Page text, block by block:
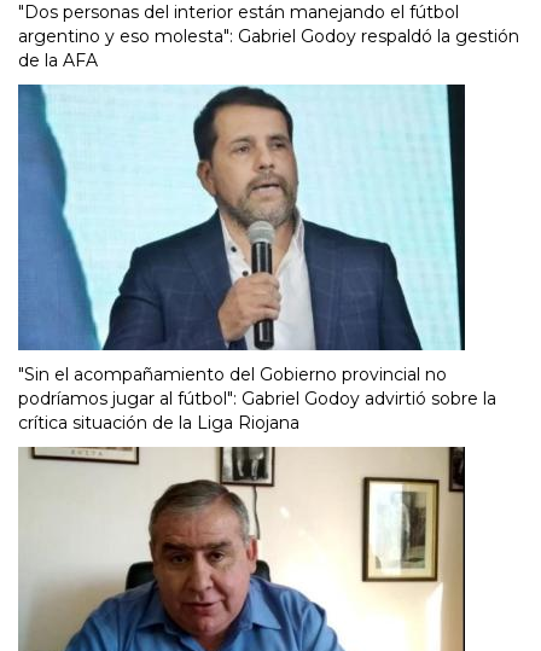
"Dos personas del interior están manejando el fútbol
argentino y eso molesta": Gabriel Godoy respaldó la gestión
de la AFA
"Sin el acompañamiento del Gobierno provincial no
podríamos jugar al fútbol": Gabriel Godoy advirtió sobre la
crítica situación de la Liga Riojana